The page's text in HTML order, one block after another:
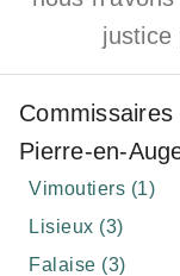
Pierre-en-
Vimoutiers (1)
Lisieux (3)
Falaise (3)